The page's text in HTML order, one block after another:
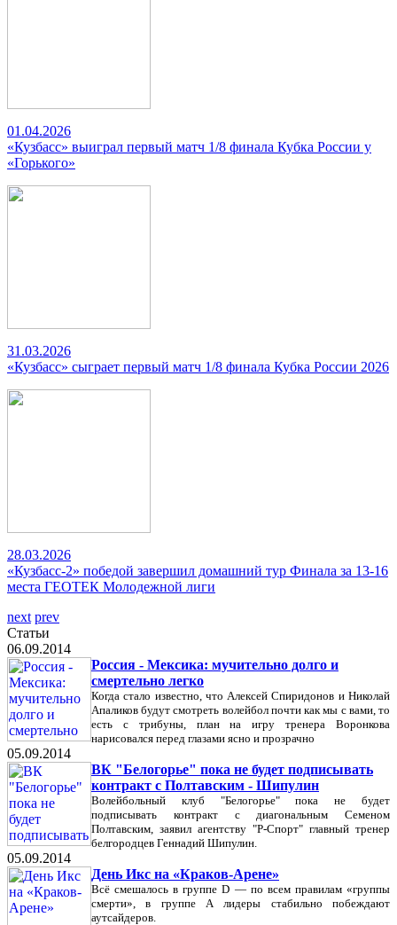
01.04.2026
«Кузбасс» выиграл первый матч 1/8 финала Кубка России у
«Горького»
31.03.2026
«Кузбасс» сыграет первый матч 1/8 финала Кубка России 2026
28.03.2026
«Кузбасс-2» победой завершил домашний тур Финала за 13-16
места ГЕОТЕК Молодежной лиги
next prev
Статьи
06.09.2014
Россия - Мексика: мучительно долго и
смертельно легко
Когда стало известно, что Алексей Спиридонов и Николай
Апаликов будут смотреть волейбол почти как мы с вами, то
есть с трибуны, план на игру тренера Воронкова
нарисовался перед глазами ясно и прозрачно
05.09.2014
ВК "Белогорье" пока не будет подписывать
контракт с Полтавским - Шипулин
Волейбольный клуб "Белогорье" пока не будет
подписывать контракт с диагональным Семеном
Полтавским, заявил агентству "Р-Спорт" главный тренер
белгородцев Геннадий Шипулин.
05.09.2014
День Икс на «Краков-Арене»
Всё смешалось в группе D — по всем правилам «группы
смерти», в группе А лидеры стабильно побеждают
аутсайдеров.